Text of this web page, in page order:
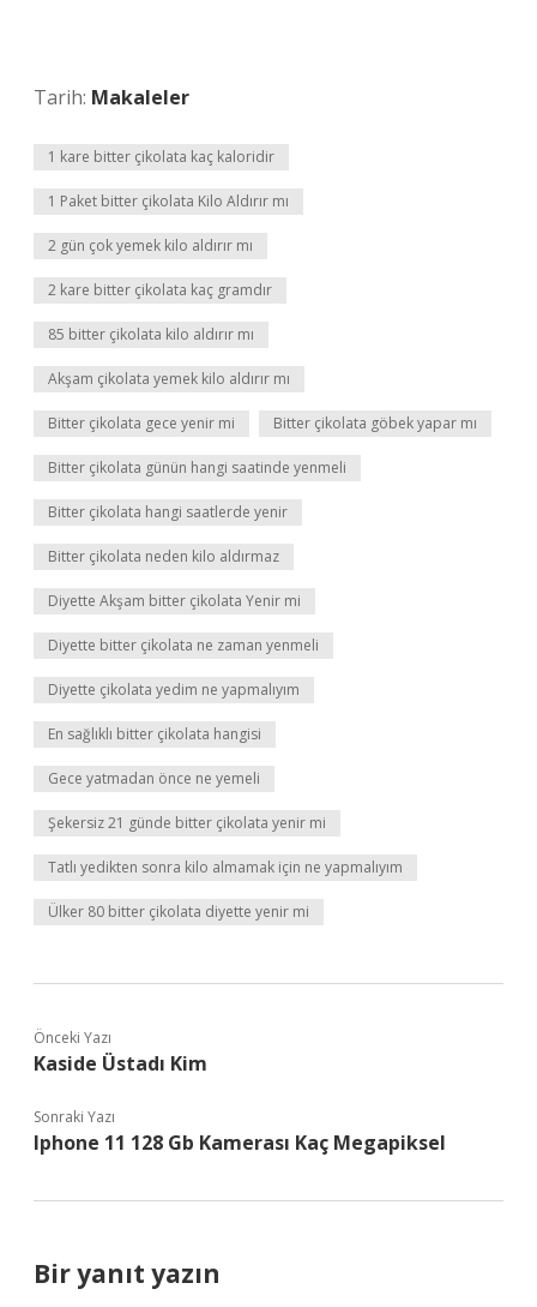
Tarih: Makaleler
1 kare bitter çikolata kaç kaloridir
1 Paket bitter çikolata Kilo Aldırır mı
2 gün çok yemek kilo aldırır mı
2 kare bitter çikolata kaç gramdır
85 bitter çikolata kilo aldırır mı
Akşam çikolata yemek kilo aldırır mı
Bitter çikolata gece yenir mi Bitter çikolata göbek yapar mı
Bitter çikolata günün hangi saatinde yenmeli
Bitter çikolata hangi saatlerde yenir
Bitter çikolata neden kilo aldırmaz
Diyette Akşam bitter çikolata Yenir mi
Diyette bitter çikolata ne zaman yenmeli
Diyette çikolata yedim ne yapmalıyım
En sağlıklı bitter çikolata hangisi
Gece yatmadan önce ne yemeli
Şekersiz 21 günde bitter çikolata yenir mi
Tatlı yedikten sonra kilo almamak için ne yapmalıyım
Ülker 80 bitter çikolata diyette yenir mi
Önceki Yazı
Kaside Üstadı Kim
Sonraki Yazı
Iphone 11 128 Gb Kamerası Kaç Megapiksel
Bir yanıt yazın